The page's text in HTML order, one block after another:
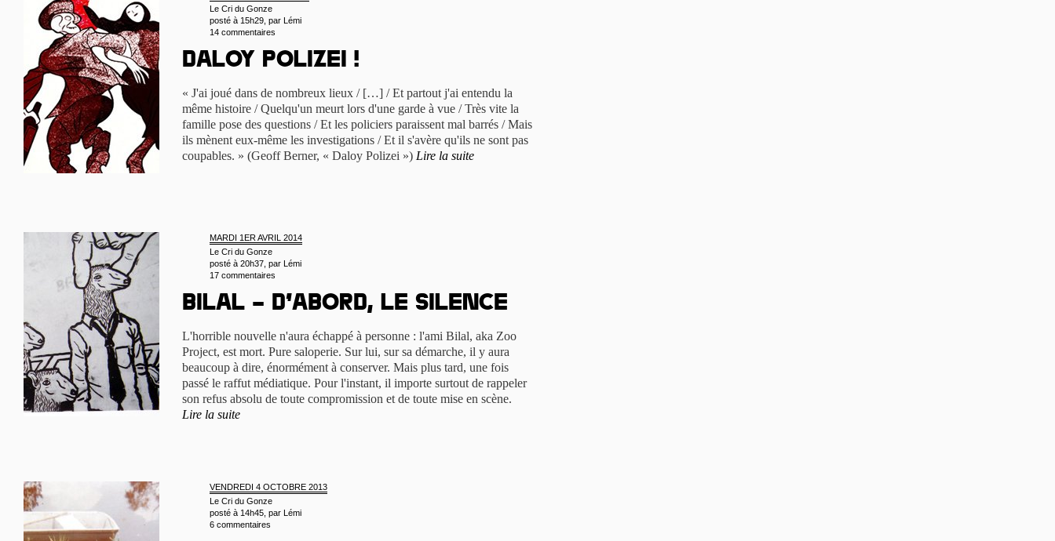
Le Cri du Gonze
posté à 15h29, par Lémi
14 commentaires
Daloy Polizei !
« J'ai joué dans de nombreux lieux / […] / Et partout j'ai entendu la
même histoire / Quelqu'un meurt lors d'une garde à vue / Très vite la
famille pose des questions / Et les policiers paraissent mal barrés / Mais
ils mènent eux-même les investigations / Et il s'avère qu'ils ne sont pas
coupables. » (Geoff Berner, « Daloy Polizei ») Lire la suite
MARDI 1ER AVRIL 2014
Le Cri du Gonze
posté à 20h37, par Lémi
17 commentaires
Bilal – d’abord, le silence
L'horrible nouvelle n'aura échappé à personne : l'ami Bilal, aka Zoo
Project, est mort. Pure saloperie. Sur lui, sur sa démarche, il y aura
beaucoup à dire, énormément à conserver. Mais plus tard, une fois
passé le raffut médiatique. Pour l'instant, il importe surtout de rappeler
son refus absolu de toute compromission et de toute mise en scène.
Lire la suite
VENDREDI 4 OCTOBRE 2013
Le Cri du Gonze
posté à 14h45, par Lémi
6 commentaires